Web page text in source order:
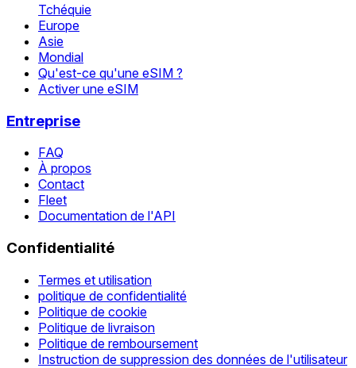
Tchéquie
Europe
Asie
Mondial
Qu'est-ce qu'une eSIM ?
Activer une eSIM
Entreprise
FAQ
À propos
Contact
Fleet
Documentation de l'API
Confidentialité
Termes et utilisation
politique de confidentialité
Politique de cookie
Politique de livraison
Politique de remboursement
Instruction de suppression des données de l'utilisateur